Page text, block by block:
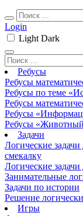
Login
Light Dark
Ребусы
Ребусы
Ребусы по теме
Ребусы
Ребусы
Ребусы
Задачи
Логические
смекалку
Логические
Занимательные
Задачи по истории
Решение
Игры